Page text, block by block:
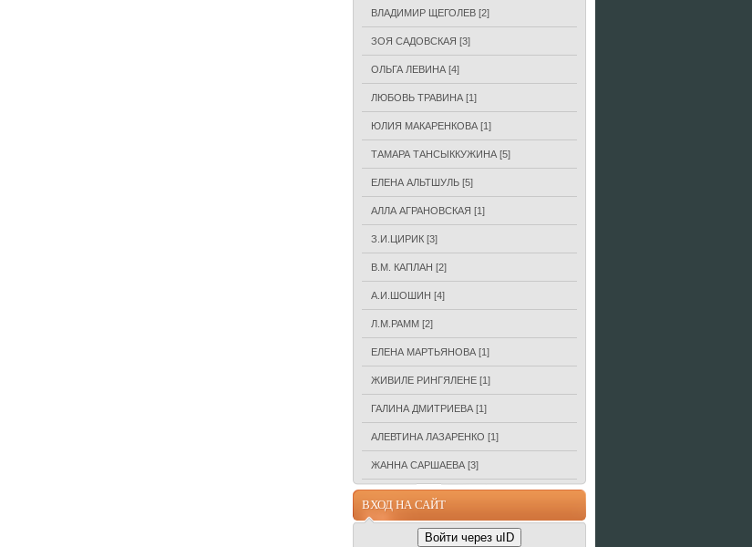
ВЛАДИМИР ЩЕГОЛЕВ [2]
ЗОЯ САДОВСКАЯ [3]
ОЛЬГА ЛЕВИНА [4]
ЛЮБОВЬ ТРАВИНА [1]
ЮЛИЯ МАКАРЕНКОВА [1]
ТАМАРА ТАНСЫККУЖИНА [5]
ЕЛЕНА АЛЬТШУЛЬ [5]
АЛЛА АГРАНОВСКАЯ [1]
З.И.ЦИРИК [3]
В.М. КАПЛАН [2]
А.И.ШОШИН [4]
Л.М.РАММ [2]
ЕЛЕНА МАРТЬЯНОВА [1]
ЖИВИЛЕ РИНГЯЛЕНЕ [1]
ГАЛИНА ДМИТРИЕВА [1]
АЛЕВТИНА ЛАЗАРЕНКО [1]
ЖАННА САРШАЕВА [3]
ВХОД НА САЙТ
Войти через uID